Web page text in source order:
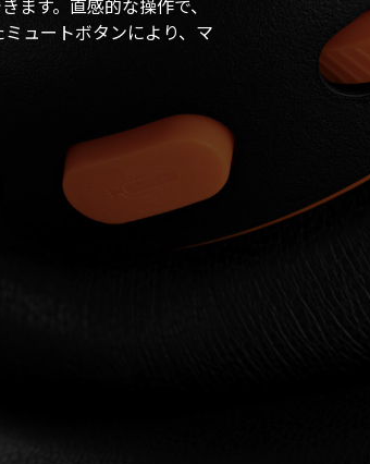
ます。直感的な操作で、
ュートボタンにより、マ